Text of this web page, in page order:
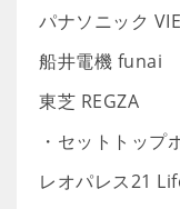
パナソニック
船井電機 funai
東芝 REGZA
・セットトップ
レオパレス21